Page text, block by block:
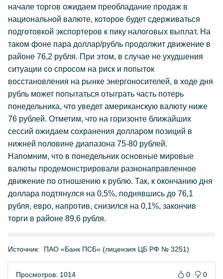
начале торгов ожидаем преобладание продаж в
национальной валюте, которое будет сдерживаться
подготовкой экспортеров к пику налоговых выплат. На
таком фоне пара доллар/рубль продолжит движение в
районе 76,2 рубля. При этом, в случае не ухудшения
ситуации со спросом на риск и попыток
восстановления на рынке энергоносителей, в ходе дня
рубль может попытаться отыграть часть потерь
понедельника, что уведет американскую валюту ниже
76 рублей. Отметим, что на горизонте ближайших
сессий ожидаем сохранения долларом позиций в
нижней половине диапазона 75-80 рублей.
Напомним, что в понедельник основные мировые
валюты продемонстрировали разнонаправленное
движение по отношению к рублю. Так, к окончанию дня
доллара подтянулся на 0,5%, поднявшись до 76,1
рубля, евро, напротив, снизился на 0,1%, закончив
торги в районе 89,6 рубля.
Источник: ПАО «Банк ПСБ» (лицензия ЦБ РФ № 3251)
Просмотров: 1014 0 0